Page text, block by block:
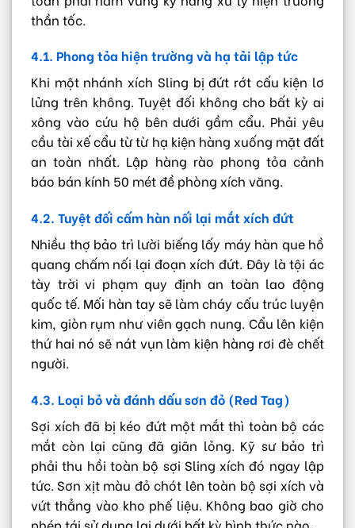
thần tốc.
4.1. Phong tỏa hiện trường và hạ tải lập tức
Khi một nhánh xích Sling bị đứt rớt cấu kiện lơ
lửng trên không. Tuyệt đối không cho bất kỳ ai
xông vào cứu hộ bên dưới gầm cẩu. Phải yêu
cầu tài xế cẩu từ từ hạ kiện hàng xuống mặt đất
an toàn nhất. Lập hàng rào phong tỏa cảnh
báo bán kính 50 mét đề phòng xích văng.
4.2. Tuyệt đối cấm hàn nối lại mắt xích đứt
Nhiều thợ bảo trì lười biếng lấy máy hàn que hồ
quang chấm nối lại đoạn xích đứt. Đây là tội ác
tày trời vi phạm quy định an toàn lao động
quốc tế. Mối hàn tay sẽ làm cháy cấu trúc luyện
kim, giòn rụm như viên gạch nung. Cẩu lên kiện
thứ hai nó sẽ nát vụn làm kiện hàng rơi đè chết
người.
4.3. Loại bỏ và đánh dấu sơn đỏ (Red Tag)
Sợi xích đã bị kéo đứt một mắt thì toàn bộ các
mắt còn lại cũng đã giãn lỏng. Kỹ sư bảo trì
phải thu hồi toàn bộ sợi Sling xích đó ngay lập
tức. Sơn xịt màu đỏ chót lên toàn bộ sợi xích và
vứt thẳng vào kho phế liệu. Không bao giờ cho